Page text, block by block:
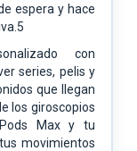
espera y hace
con
series, pelis y
que llegan
los giroscopios
Max y tu
movimientos